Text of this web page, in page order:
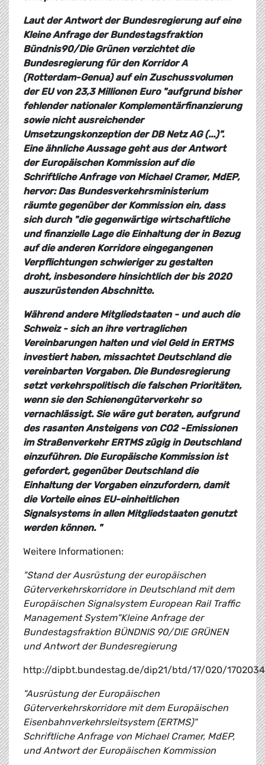
Laut der Antwort der Bundesregierung auf eine
Kleine Anfrage der Bundestagsfraktion
Bündnis90/Die Grünen verzichtet die
Bundesregierung für den Korridor A
(Rotterdam-Genua) auf ein Zuschussvolumen
der EU von 23,3 Millionen Euro "aufgrund bisher
fehlender nationaler Komplementärfinanzierung
sowie nicht ausreichender
Umsetzungskonzeption der DB Netz AG (...)".
Eine ähnliche Aussage geht aus der Antwort
der Europäischen Kommission auf die
Schriftliche Anfrage von Michael Cramer, MdEP,
hervor: Das Bundesverkehrsministerium
räumte gegenüber der Kommission ein, dass
sich durch "die gegenwärtige wirtschaftliche
und finanzielle Lage die Einhaltung der in Bezug
auf die anderen Korridore eingegangenen
Verpflichtungen schwieriger zu gestalten
droht, insbesondere hinsichtlich der bis 2020
auszurüstenden Abschnitte.
Während andere Mitgliedstaaten - und auch die
Schweiz - sich an ihre vertraglichen
Vereinbarungen halten und viel Geld in ERTMS
investiert haben, missachtet Deutschland die
vereinbarten Vorgaben. Die Bundesregierung
setzt verkehrspolitisch die falschen Prioritäten,
wenn sie den Schienengüterverkehr so
vernachlässigt. Sie wäre gut beraten, aufgrund
des rasanten Ansteigens von CO2 -Emissionen
im Straßenverkehr ERTMS zügig in Deutschland
einzuführen. Die Europäische Kommission ist
gefordert, gegenüber Deutschland die
Einhaltung der Vorgaben einzufordern, damit
die Vorteile eines EU-einheitlichen
Signalsystems in allen Mitgliedstaaten genutzt
werden können. "
Weitere Informationen:
"Stand der Ausrüstung der europäischen
Güterverkehrskorridore in Deutschland mit dem
Europäischen Signalsystem European Rail Traffic
Management System"Kleine Anfrage der
Bundestagsfraktion BÜNDNIS 90/DIE GRÜNEN
und Antwort der Bundesregierung
http://dipbt.bundestag.de/dip21/btd/17/020/
"Ausrüstung der Europäischen
Güterverkehrskorridore mit dem Europäischen
Eisenbahnverkehrsleitsystem (ERTMS)"
Schriftliche Anfrage von Michael Cramer, MdEP,
und Antwort der Europäischen Kommission